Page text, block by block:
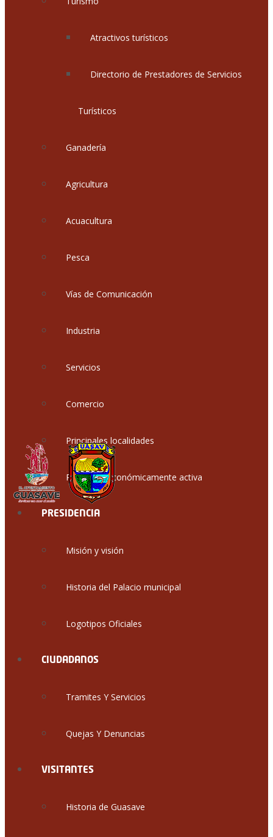
Atractivos turísticos
Directorio de Prestadores de Servicios
Turísticos
Ganadería
Agricultura
Acuacultura
Pesca
Vías de Comunicación
Industria
Servicios
Comercio
Principales localidades
Población económicamente activa
PRESIDENCIA
Misión y visión
Historia del Palacio municipal
Logotipos Oficiales
CIUDADANOS
Tramites Y Servicios
Quejas Y Denuncias
VISITANTES
Historia de Guasave